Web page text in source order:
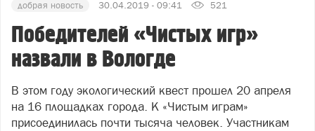
добрая новость 30.04.2019 - 09:41 521
Победителей «Чистых игр»
назвали в Вологде
В этом году экологический квест прошел 20 апреля
на 16 площадках города. К «Чистым играм»
присоединилась почти тысяча человек. Участникам